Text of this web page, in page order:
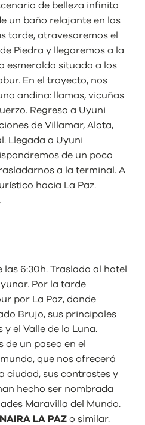
de belleza infinita
un baño relajante en las
tarde, atravesaremos el
Piedra y llegaremos a la
esmeralda situada a los
En el trayecto, nos
andina: llamas, vicuñas
Regreso a Uyuni
de Villamar, Alota,
Llegada a Uyuni
de un poco
a la terminal. A
hacia La Paz.
las 6:30h. Traslado al hotel
Por la tarde
por La Paz, donde
Brujo, sus principales
el Valle de la Luna.
un paseo en el
que nos ofrecerá
ciudad, sus contrastes y
hecho ser nombrada
Maravilla del Mundo.
LA PAZ o similar.